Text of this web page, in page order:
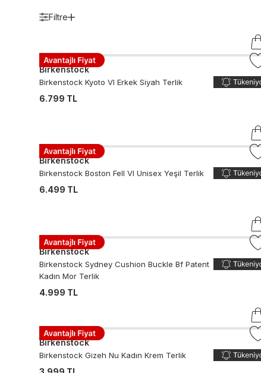
Filtre
Birkenstock
Birkenstock Kyoto Vl Erkek Siyah Terlik
6.799 TL
Birkenstock
Birkenstock Boston Fell Vl Unisex Yeşil Terlik
6.499 TL
Birkenstock
Birkenstock Sydney Cushion Buckle Bf Patent
Kadın Mor Terlik
4.999 TL
Birkenstock
Birkenstock Gizeh Nu Kadın Krem Terlik